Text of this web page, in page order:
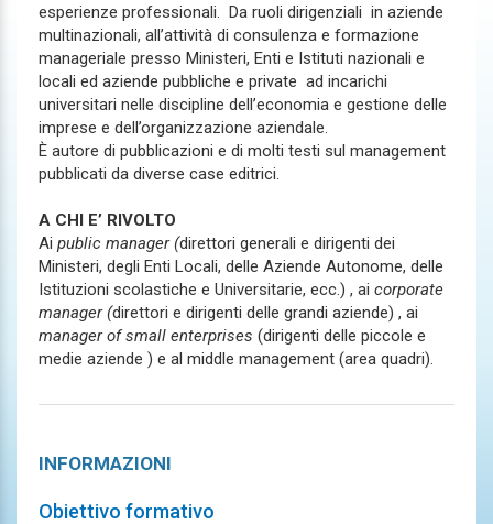
esperienze professionali. Da ruoli dirigenziali in aziende
multinazionali, all’attività di consulenza e formazione
manageriale presso Ministeri, Enti e Istituti nazionali e
locali ed aziende pubbliche e private ad incarichi
universitari nelle discipline dell’economia e gestione delle
imprese e dell’organizzazione aziendale.
È autore di pubblicazioni e di molti testi sul management
pubblicati da diverse case editrici.
A CHI E’ RIVOLTO
Ai public manager (direttori generali e dirigenti dei
Ministeri, degli Enti Locali, delle Aziende Autonome, delle
Istituzioni scolastiche e Universitarie, ecc.) , ai corporate
manager (direttori e dirigenti delle grandi aziende) , ai
manager of small enterprises (dirigenti delle piccole e
medie aziende ) e al middle management (area quadri).
INFORMAZIONI
Obiettivo formativo